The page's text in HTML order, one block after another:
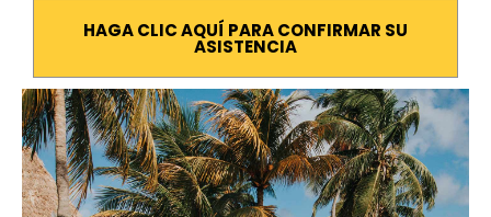
HAGA CLIC AQUÍ PARA CONFIRMAR SU
ASISTENCIA